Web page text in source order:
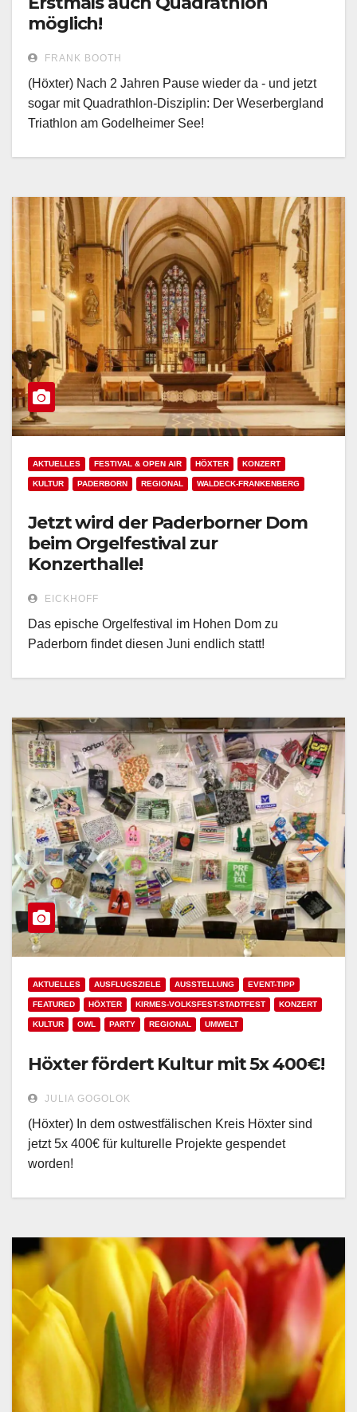
möglich!
FRANK BOOTH
(Höxter) Nach 2 Jahren Pause wieder da - und jetzt
sogar mit Quadrathlon-Disziplin: Der Weserbergland
Triathlon am Godelheimer See!
AKTUELLES FESTIVAL & OPEN AIR HÖXTER KONZERT
KULTUR PADERBORN REGIONAL WALDECK-FRANKENBERG
Jetzt wird der Paderborner Dom
beim Orgelfestival zur
Konzerthalle!
EICKHOFF
Das epische Orgelfestival im Hohen Dom zu
Paderborn findet diesen Juni endlich statt!
AKTUELLES AUSFLUGSZIELE AUSSTELLUNG EVENT-TIPP
FEATURED HÖXTER KIRMES-VOLKSFEST-STADTFEST KONZERT
KULTUR OWL PARTY REGIONAL UMWELT
Höxter fördert Kultur mit 5x 400€!
JULIA GOGOLOK
(Höxter) In dem ostwestfälischen Kreis Höxter sind
jetzt 5x 400€ für kulturelle Projekte gespendet
worden!